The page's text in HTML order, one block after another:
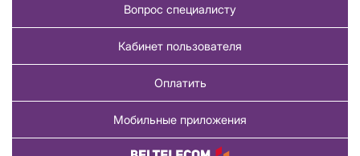
Вопрос специалисту
Кабинет пользователя
Оплатить
Мобильные приложения